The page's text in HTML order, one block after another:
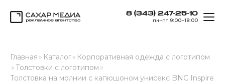
8 (343) 247-25-10
пн–пт 9:00–18:00
Главная » Каталог» Корпоративная одежда с логотипом
»Толстовки с логотипом »
Толстовка на молнии с капюшоном унисекс BNC Inspire